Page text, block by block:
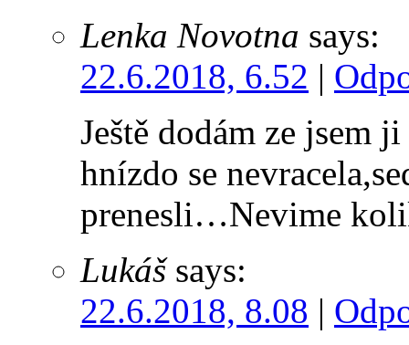
Lenka Novotna says:
22.6.2018, 6.52 |
Ještě dodám ze jsem
hnízdo se
prenesli…Nevime
Lukáš says:
22.6.2018, 8.08 |